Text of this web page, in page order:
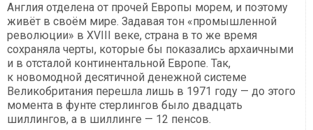
Англия отделена от прочей Европы морем, и поэтому
живёт в своём мире. Задавая тон «промышленной
революции» в XVIII веке, страна в то же время
сохраняла черты, которые бы показались архаичными
и в отсталой континентальной Европе. Так,
к новомодной десятичной денежной системе
Великобритания перешла лишь в 1971 году — до этого
момента в фунте стерлингов было двадцать
шиллингов, а в шиллинге — 12 пенсов.